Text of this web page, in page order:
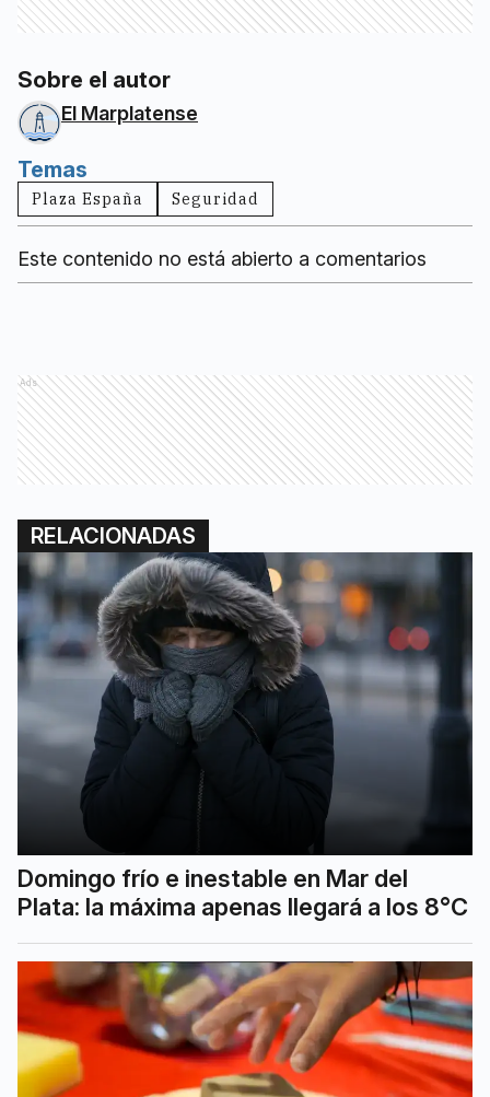
Sobre el autor
El Marplatense
Temas
Plaza España Seguridad
Este contenido no está abierto a comentarios
Ads
RELACIONADAS
Domingo frío e inestable en Mar del
Plata: la máxima apenas llegará a los 8°C